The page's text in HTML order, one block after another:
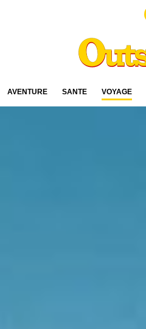
AVENTURE SANTÉ VOYAGE